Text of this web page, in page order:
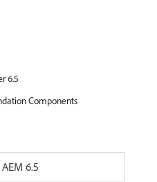
6.5
Components
AEM 6.5